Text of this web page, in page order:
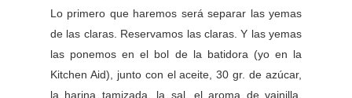
Lo primero que haremos será separar las yemas
de las claras. Reservamos las claras. Y las yemas
las ponemos en el bol de la batidora (yo en la
Kitchen Aid), junto con el aceite, 30 gr. de azúcar,
la harina tamizada, la sal, el aroma de vainilla.